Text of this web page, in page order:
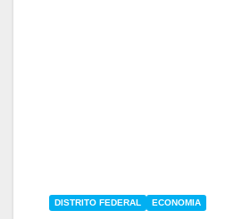
DISTRITO FEDERAL ECONOMIA